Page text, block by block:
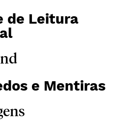
de Leitura
e Mentiras